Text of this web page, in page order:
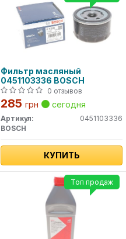
Фильтр масляный
0451103336 BOSCH
0 отзывов
285 грн сегодня
Артикул:
0451103336
BOSCH
КУПИТЬ
Топ продаж